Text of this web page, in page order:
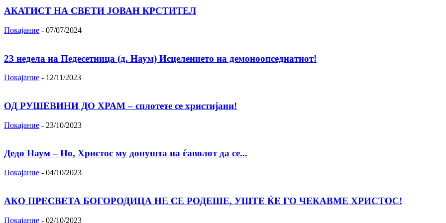
АКАТИСТ НА СВЕТИ ЈОВАН КРСТИТЕЛ
Покајание - 07/07/2024
23 недела на Педесетница (д. Наум) Исцелението на демоноопседнатиот!
Покајание - 12/11/2023
ОД РУШЕВИНИ ДО ХРАМ – сплотете се христијани!
Покајание - 23/10/2023
Дедо Наум – Но, Христос му допушта на ѓаволот да се...
Покајание - 04/10/2023
АКО ПРЕСВЕТА БОГОРОДИЦА НЕ СЕ РОДЕШЕ, УШТЕ ЌЕ ГО ЧЕКАВМЕ ХРИСТОС!
Покајание - 02/10/2023